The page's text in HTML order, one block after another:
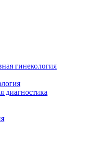
гинекология
диагностика